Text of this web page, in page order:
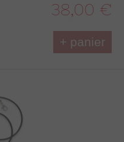
38,00 €
+ panier